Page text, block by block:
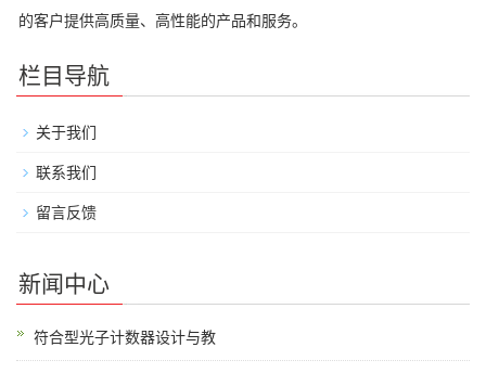
的客户提供高质量、高性能的产品和服务。
栏目导航
关于我们
联系我们
留言反馈
新闻中心
符合型光子计数器设计与教